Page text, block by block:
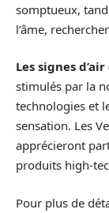
somptueux,
l’âme,
Les signes d’air
stimulés par la
technologies et
sensation. Les
apprécieront
produits high-
Pour plus de